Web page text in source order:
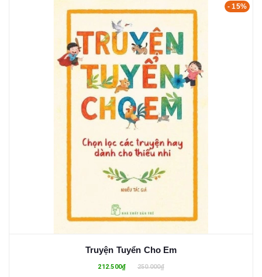
- 15%
Truyện Tuyển Cho Em
212.500₫ 250.000₫